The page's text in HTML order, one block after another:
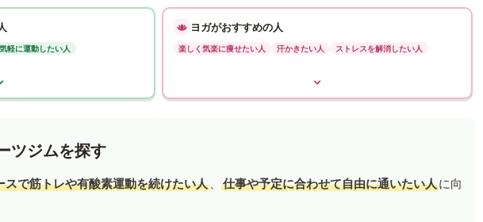
軽に運動したい人
ヨガがおすすめの人
楽しく気楽に痩せたい人 汗かきたい人 ストレスを解消したい人
ツジムを探す
スで筋トレや有酸素運動を続けたい人 、 仕事や予定に合わせて自由に通いたい人に向